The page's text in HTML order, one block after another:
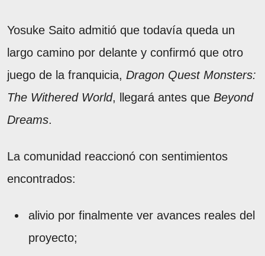
Yosuke Saito admitió que todavía queda un
largo camino por delante y confirmó que otro
juego de la franquicia, Dragon Quest Monsters:
The Withered World, llegará antes que Beyond
Dreams.
La comunidad reaccionó con sentimientos
encontrados:
alivio por finalmente ver avances reales del
proyecto;